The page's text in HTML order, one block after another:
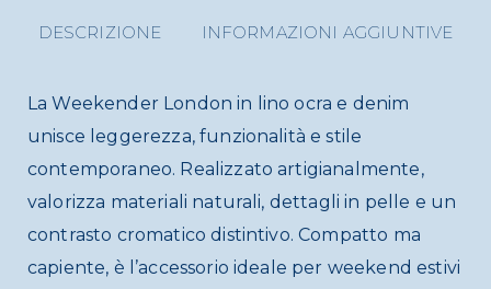
DESCRIZIONE INFORMAZIONI AGGIUNTIVE
La Weekender London in lino ocra e denim
unisce leggerezza, funzionalità e stile
contemporaneo. Realizzato artigianalmente,
valorizza materiali naturali, dettagli in pelle e un
contrasto cromatico distintivo. Compatto ma
capiente, è l’accessorio ideale per weekend estivi